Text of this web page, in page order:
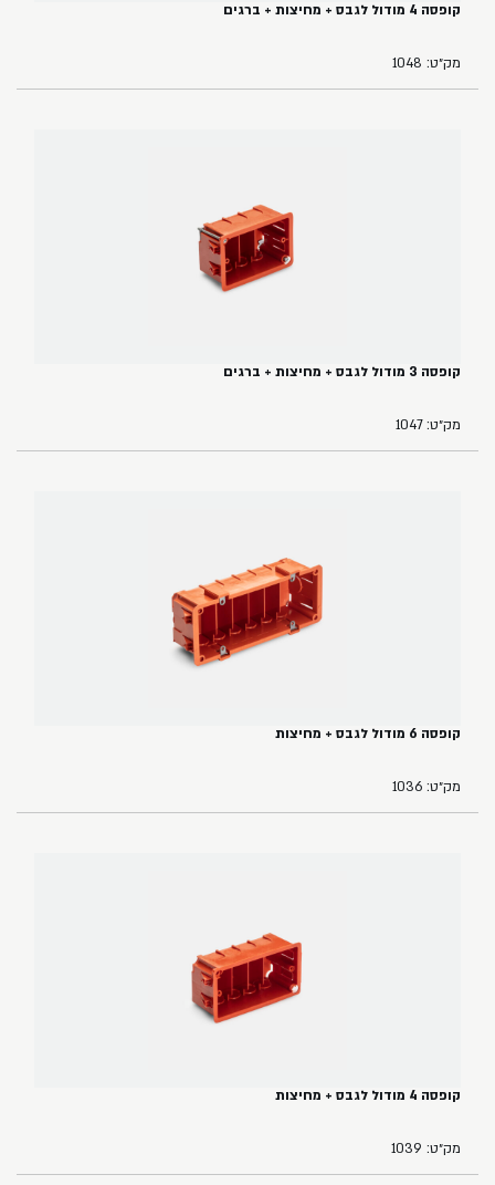
קופסה 4 מודול לגבס + מחיצות + ברגים
מק״ט: 1048
קופסה 3 מודול לגבס + מחיצות + ברגים
מק״ט: 1047
קופסה 6 מודול לגבס + מחיצות
מק״ט: 1036
קופסה 4 מודול לגבס + מחיצות
מק״ט: 1039